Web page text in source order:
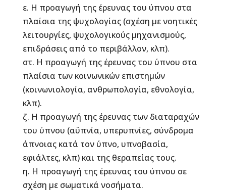
ε. Η προαγωγή της έρευνας του ύπνου στα
πλαίσια της ψυχολογίας (σχέση με νοητικές
λειτουργίες, ψυχολογικούς μηχανισμούς,
επιδράσεις από το περιβάλλον, κλπ).
στ. Η προαγωγή της έρευνας του ύπνου στα
πλαίσια των κοινωνικών επιστημών
(κοινωνιολογία, ανθρωπολογία, εθνολογία,
κλπ).
ζ. Η προαγωγή της έρευνας των διαταραχών
του ύπνου (αϋπνία, υπερυπνίες, σύνδρομα
άπνοιας κατά τον ύπνο, υπνοβασία,
εφιάλτες, κλπ) και της θεραπείας τους.
η. Η προαγωγή της έρευνας του ύπνου σε
σχέση με σωματικά νοσήματα.